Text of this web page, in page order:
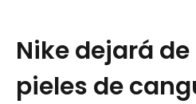
Nike dejará
pieles de